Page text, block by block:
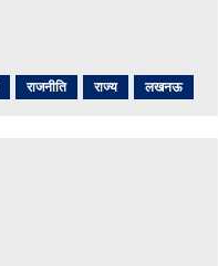
राजनीति राज्य लखनऊ